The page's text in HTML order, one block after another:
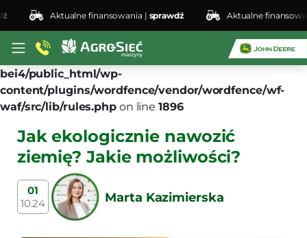
Deprecated
: preg_replace(): Passing null to parameter
#3 ($subject) of type array|string is deprecated in
/home/klient.dhosting.pl/lswis6155/agro-siec.pl-
bei4/public_html/wp-
content/plugins/wordfence/vendor/wordfence/wf-
waf/src/lib/rules.phpon line1896
Aktualne finansowania |sprawdź Aktualne finansowania |
Jak ekologicznie nawozić
ziemię? Jakie możliwości?
01
10.24
Marta Kazimierska